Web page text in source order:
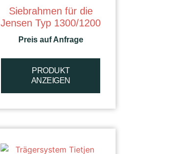
Siebrahmen für die
Jensen Typ 1300/1200
Preis auf Anfrage
PRODUKT
ANZEIGEN